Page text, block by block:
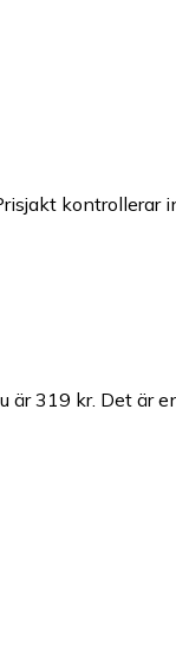
är 319 kr. Det är